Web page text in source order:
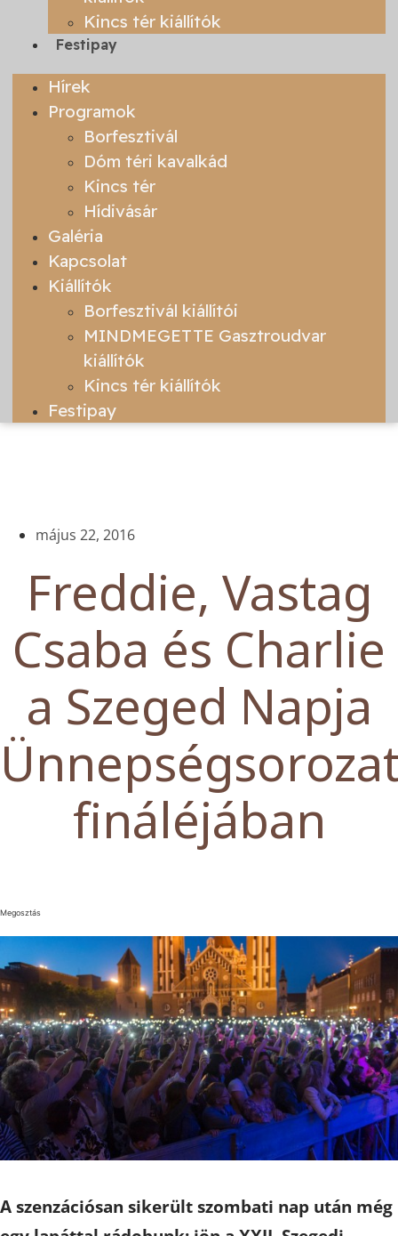
Kincs tér kiállítók
Festipay
Hírek
Programok
Borfesztivál
Dóm téri kavalkád
Kincs tér
Hídivásár
Galéria
Kapcsolat
Kiállítók
Borfesztivál kiállítói
MINDMEGETTE Gasztroudvar
kiállítók
Kincs tér kiállítók
Festipay
május 22, 2016
Freddie, Vastag
Csaba és Charlie
a Szeged Napja
fináléjában
Megosztás
A szenzációsan sikerült szombati nap után még